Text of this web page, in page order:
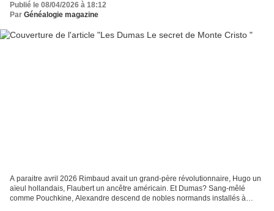
Publié le 08/04/2026 à 18:12
Par Généalogie magazine
A paraitre avril 2026 Rimbaud avait un grand-père révolutionnaire, Hugo un
aïeul hollandais, Flaubert un ancêtre américain. Et Dumas? Sang-mêlé
comme Pouchkine, Alexandre descend de nobles normands installés à